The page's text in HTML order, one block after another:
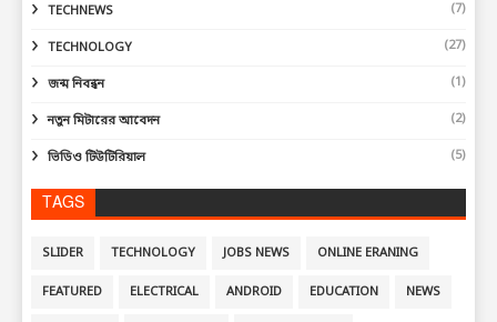
TECHNEWS (7)
TECHNOLOGY (27)
জন্ম নিবন্ধন (1)
নতুন মিটারের আবেদন (2)
ভিডিও টিউটিরিয়াল (5)
TAGS
SLIDER TECHNOLOGY JOBS NEWS ONLINE ERANING
FEATURED ELECTRICAL ANDROID EDUCATION NEWS